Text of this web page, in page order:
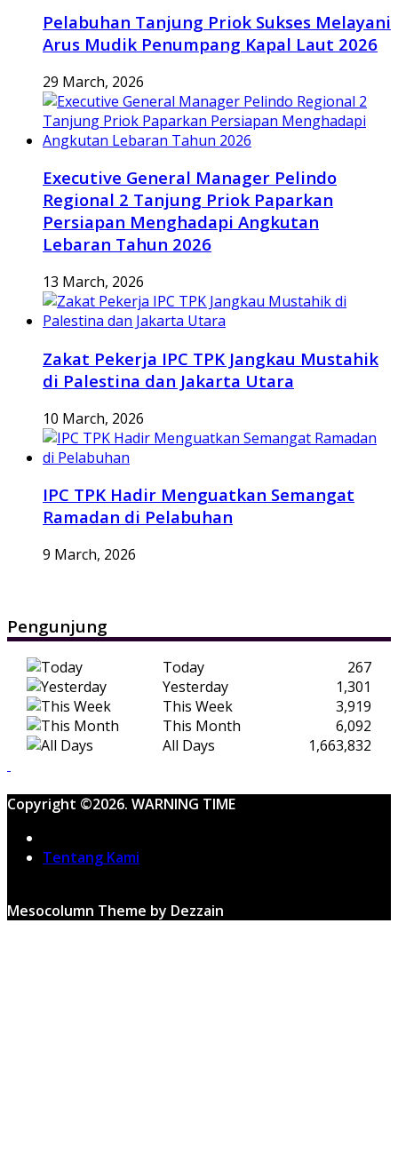
Pelabuhan Tanjung Priok Sukses Melayani
Arus Mudik Penumpang Kapal Laut 2026
29 March, 2026
Executive General Manager Pelindo
Regional 2 Tanjung Priok Paparkan
Persiapan Menghadapi Angkutan
Lebaran Tahun 2026
13 March, 2026
Zakat Pekerja IPC TPK Jangkau Mustahik
di Palestina dan Jakarta Utara
10 March, 2026
IPC TPK Hadir Menguatkan Semangat
Ramadan di Pelabuhan
9 March, 2026
Pengunjung
Today
267
Yesterday
1,301
This Week
3,919
This Month
6,092
All Days
1,663,832
Copyright ©2026. WARNING TIME
Tentang Kami
Mesocolumn Theme by Dezzain